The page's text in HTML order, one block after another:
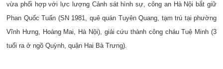
vừa phối hợp với lực lượng Cảnh sát hình sự, công an Hà Nội bắt giữ
Phan Quốc Tuấn (SN 1981, quê quán Tuyên Quang, tạm trú tại phường
Vĩnh Hưng, Hoàng Mai, Hà Nội), giải cứu thành công cháu Tuệ Minh (3
tuổi ra ở ngõ Quỳnh, quận Hai Bà Trưng).